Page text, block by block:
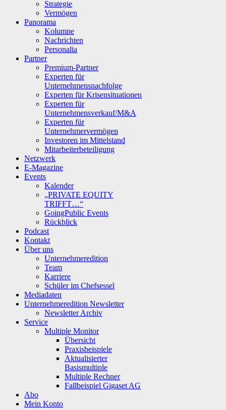
Strategie
Vermögen
Panorama
Kolumne
Nachrichten
Personalia
Partner
Premium-Partner
Experten für
Unternehmensnachfolge
Experten für Krisensituationen
Experten für
Unternehmensverkauf/M&A
Experten für
Unternehmervermögen
Investoren im Mittelstand
Mitarbeiterbeteiligung
Netzwerk
E-Magazine
Events
Kalender
„PRIVATE EQUITY
TRIFFT…“
GoingPublic Events
Rückblick
Podcast
Kontakt
Über uns
Unternehmeredition
Team
Karriere
Schüler im Chefsessel
Mediadaten
Unternehmeredition Newsletter
Newsletter Archiv
Service
Multiple Monitor
Übersicht
Praxisbeispiele
Aktualisierter
Basismultiple
Multiple Rechner
Fallbeispiel Gigaset AG
Abo
Mein Konto